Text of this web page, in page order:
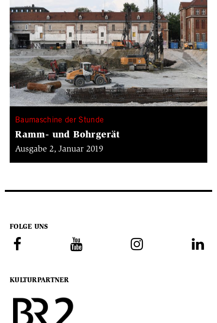
Baumaschine der Stunde
Ramm- und Bohrgerät
Ausgabe 2, Januar 2019
FOLGE UNS
KULTURPARTNER